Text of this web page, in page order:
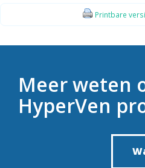
Printbare
Meer weten
HyperVen